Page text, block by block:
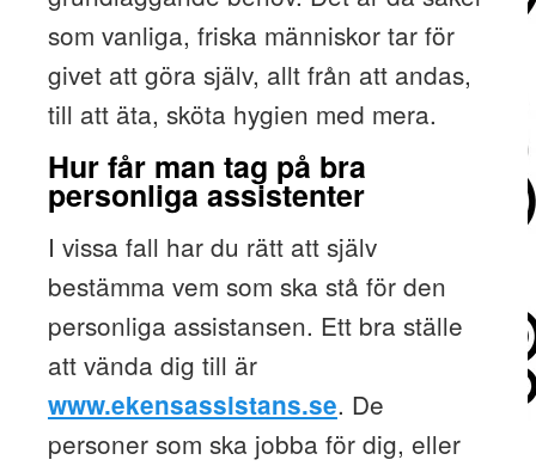
som vanliga, friska människor tar för
givet att göra själv, allt från att andas,
till att äta, sköta hygien med mera.
Hur får man tag på bra
personliga assistenter
I vissa fall har du rätt att själv
bestämma vem som ska stå för den
personliga assistansen. Ett bra ställe
att vända dig till är
www.ekensassistans.se. De
personer som ska jobba för dig, eller